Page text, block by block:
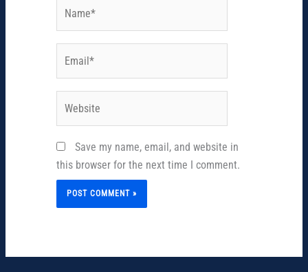
Save my name, email, and website in
this browser for the next time I comment.